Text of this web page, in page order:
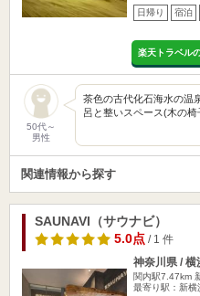
日帰り 宿泊
楽天トラベル
50代～
男性
茶色の古代化石海水の温
呂と整いスペース(木の椅
関連情報から探す
SAUNAVI（サウナビ）
5.0点/ 1 件
神奈川県 / 横
関内駅7.47km
最寄り駅：新横